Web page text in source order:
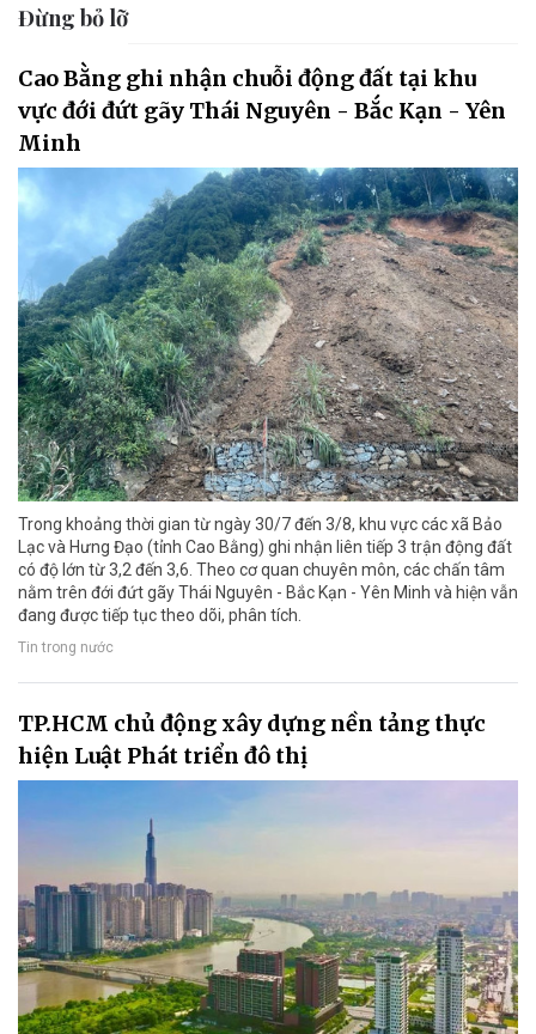
Đừng bỏ lỡ
Cao Bằng ghi nhận chuỗi động đất tại khu
vực đới đứt gãy Thái Nguyên - Bắc Kạn - Yên
Minh
Trong khoảng thời gian từ ngày 30/7 đến 3/8, khu vực các xã Bảo
Lạc và Hưng Đạo (tỉnh Cao Bằng) ghi nhận liên tiếp 3 trận động đất
có độ lớn từ 3,2 đến 3,6. Theo cơ quan chuyên môn, các chấn tâm
nằm trên đới đứt gãy Thái Nguyên - Bắc Kạn - Yên Minh và hiện vẫn
đang được tiếp tục theo dõi, phân tích.
Tin trong nước
TP.HCM chủ động xây dựng nền tảng thực
hiện Luật Phát triển đô thị